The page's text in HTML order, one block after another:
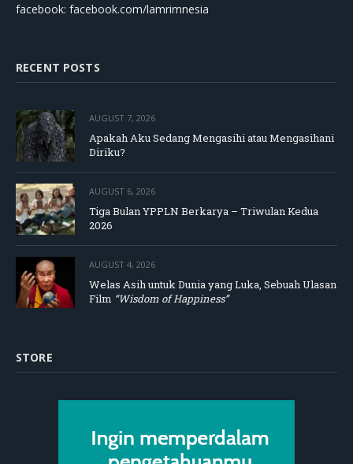
facebook: facebook.com/lamrimnesia
RECENT POSTS
AUGUST 7, 2026
Apakah Aku Sedang Mengasihi atau Mengasihani
Diriku?
AUGUST 6, 2026
Tiga Bulan YPPLN Berkarya – Triwulan Kedua
2026
AUGUST 4, 2026
Welas Asih untuk Dunia yang Luka, Sebuah Ulasan
Film “Wisdom of Happiness”
STORE